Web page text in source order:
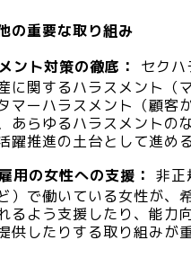
重要な取り組み
ント対策の徹底：
セクハ
に関するハラスメント（
マーハラスメント（顧客
あらゆるハラスメントの
躍推進の土台として進め
用の女性への支援： 非正
）で働いている女性が、
るよう支援したり、能力
供したりする取り組みが